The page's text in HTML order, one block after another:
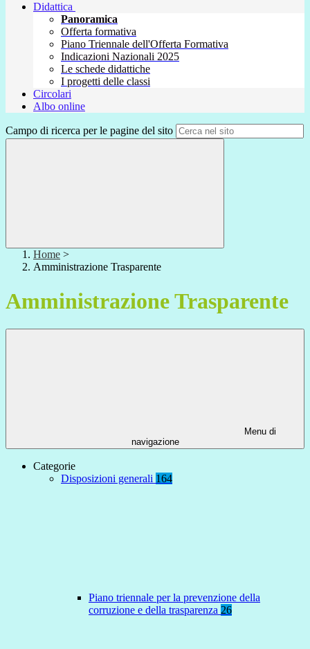
Didattica
Panoramica
Offerta formativa
Piano Triennale dell'Offerta Formativa
Indicazioni Nazionali 2025
Le schede didattiche
I progetti delle classi
Circolari
Albo online
Campo di ricerca per le pagine del sito
Home >
Amministrazione Trasparente
Amministrazione Trasparente
Menu di
navigazione
Categorie
Disposizioni generali 164
Piano triennale per la prevenzione della
corruzione e della trasparenza 26